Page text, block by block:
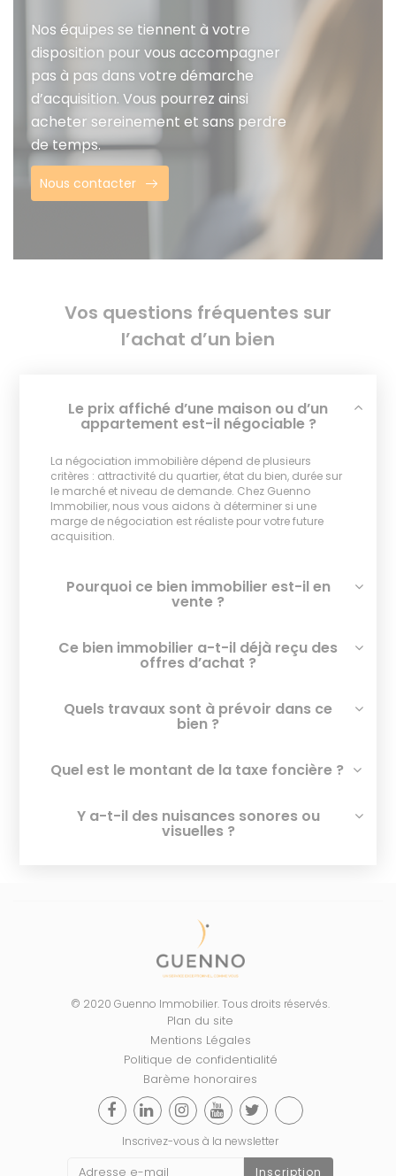
Nos équipes se tiennent à votre
disposition pour vous accompagner
pas à pas dans votre démarche
d’acquisition. Vous pourrez ainsi
acheter sereinement et sans perdre
de temps.
Nous contacter
Vos questions fréquentes sur
l’achat d’un bien
Le prix affiché d’une maison ou d’un
appartement est-il négociable ?
La négociation immobilière dépend de plusieurs
critères : attractivité du quartier, état du bien, durée sur
le marché et niveau de demande. Chez Guenno
Immobilier, nous vous aidons à déterminer si une
marge de négociation est réaliste pour votre future
acquisition.
Pourquoi ce bien immobilier est-il en
vente ?
Ce bien immobilier a-t-il déjà reçu des
offres d’achat ?
Quels travaux sont à prévoir dans ce
bien ?
Quel est le montant de la taxe foncière ?
Y a-t-il des nuisances sonores ou
visuelles ?
© 2020 Guenno Immobilier. Tous droits réservés.
Plan du site
Mentions Légales
Politique de confidentialité
Barème honoraires
Inscrivez-vous à la newsletter
Inscription